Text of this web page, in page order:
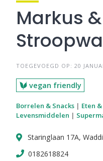
Markus
TOEGEVOEGD OP: 20
vegan friendly
Borrelen & Snacks | Eten
Levensmiddelen |
Staringlaan 17A,
0182618824